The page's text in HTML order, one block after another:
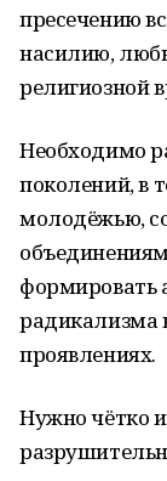
пресечению
насилию,
религиозной
Необходимо
поколений, в
молодёжью,
формировать
радикализма
проявлениях.
Нужно чётко